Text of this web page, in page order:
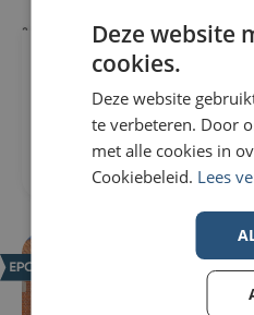
Bouwgrond Te koop in
Fonteinestraat 30
8740 Pittem
Deze website
cookies.
Deze website
te verbeteren. Door
met alle cookies in
Cookiebeleid. Lees